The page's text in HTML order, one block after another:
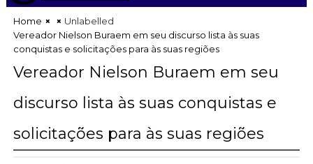
Home
Unlabelled
Vereador Nielson Buraem em seu discurso lista às suas
conquistas e solicitações para às suas regiões
Vereador Nielson Buraem em seu
discurso lista às suas conquistas e
solicitações para às suas regiões